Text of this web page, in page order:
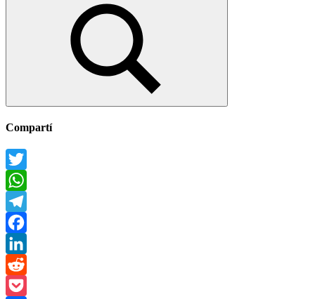
Buscar
Compartí
Twitter
WhatsApp
Telegram
Facebook
LinkedIn
Reddit